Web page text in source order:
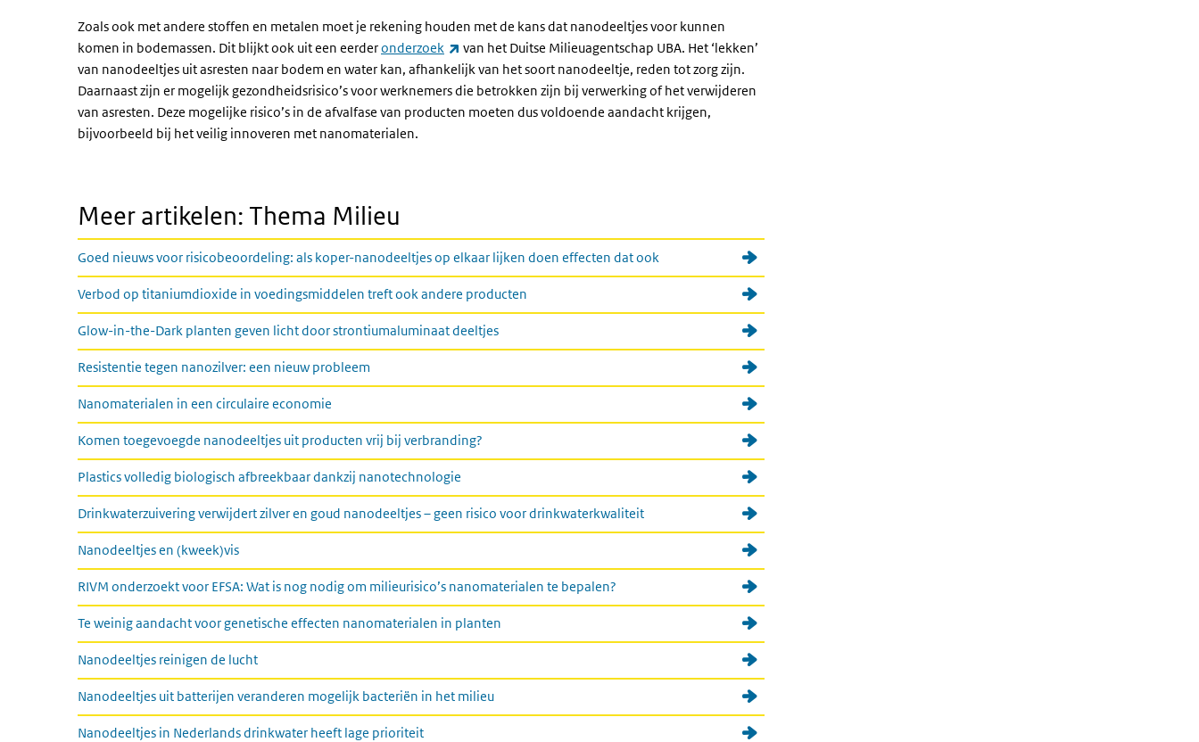
Zoals ook met andere stoffen en metalen moet je rekening houden met de kans dat nanodeeltjes voor kunnen
komen in bodemassen. Dit blijkt ook uit een eerderonderzoek (externe link)
van het Duitse Milieuagentschap UBA. Het ‘lekken’
van nanodeeltjes uit asresten naar bodem en water kan, afhankelijk van het soort nanodeeltje, reden tot zorg zijn.
Daarnaast zijn er mogelijk gezondheidsrisico’s voor werknemers die betrokken zijn bij verwerking of het verwijderen
van asresten. Deze mogelijke risico’s in de afvalfase van producten moeten dus voldoende aandacht krijgen,
bijvoorbeeld bij het veilig innoveren met nanomaterialen.
Meer artikelen: Thema Milieu
Goed nieuws voor risicobeoordeling: als koper-nanodeeltjes op elkaar lijken doen effecten dat ook
Verbod op titaniumdioxide in voedingsmiddelen treft ook andere producten
Glow-in-the-Dark planten geven licht door strontiumaluminaat deeltjes
Resistentie tegen nanozilver: een nieuw probleem
Nanomaterialen in een circulaire economie
Komen toegevoegde nanodeeltjes uit producten vrij bij verbranding?
Plastics volledig biologisch afbreekbaar dankzij nanotechnologie
Drinkwaterzuivering verwijdert zilver en goud nanodeeltjes – geen risico voor drinkwaterkwaliteit
Nanodeeltjes en (kweek)vis
RIVM onderzoekt voor EFSA: Wat is nog nodig om milieurisico’s nanomaterialen te bepalen?
Te weinig aandacht voor genetische effecten nanomaterialen in planten
Nanodeeltjes reinigen de lucht
Nanodeeltjes uit batterijen veranderen mogelijk bacteriën in het milieu
Nanodeeltjes in Nederlands drinkwater heeft lage prioriteit